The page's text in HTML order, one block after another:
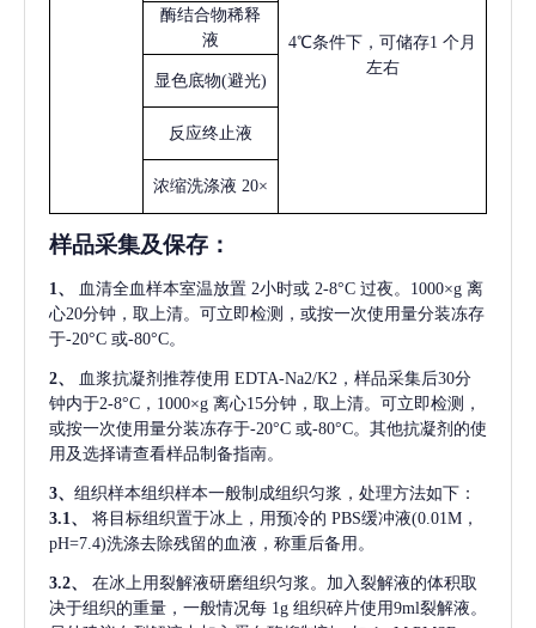
4℃条件下，可储存1 个月
左右
酶结合物稀释
液
显色底物(避光)
反应终止液
浓缩洗涤液 20×
样品采集及保存 ：
1、 血清全血样本室温放置 2小时或 2-8°C 过夜。1000×g 离
心20分钟，取上清。可立即检测，或按一次使用量分装冻存
于-20°C 或-80°C。
2、 血浆抗凝剂推荐使用 EDTA-Na2/K2，样品采集后30分
钟内于2-8°C，1000×g 离心15分钟，取上清。可立即检测，
或按一次使用量分装冻存于-20°C 或-80°C。其他抗凝剂的使
用及选择请查看样品制备指南。
3、 组织样本组织样本一般制成组织匀浆，处理方法如下：
3.1、
将目标组织置于冰上，用预冷的 PBS缓冲液(0.01M，
pH=7.4)洗涤去除残留的血液，称重后备用。
3.2、
在冰上用裂解液研磨组织匀浆。加入裂解液的体积取
决于组织的重量，一般情况每 1g 组织碎片使用9ml裂解液。